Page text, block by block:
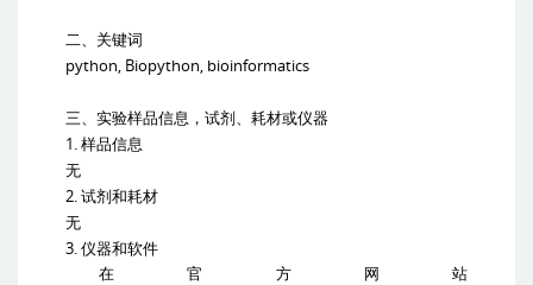
二、关键词
python, Biopython, bioinformatics
三、实验样品信息，试剂、耗材或仪器
1. 样品信息
无
2. 试剂和耗材
无
3. 仪器和软件
在官方网站